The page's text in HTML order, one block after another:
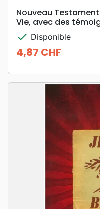
Nouveau
Vie, avec des
check Disponible
Prix
4,87 CHF